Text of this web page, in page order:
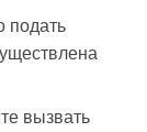
подать
вызвать